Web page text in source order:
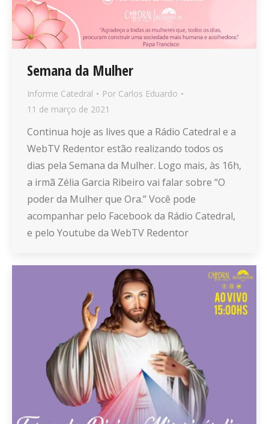
Semana da Mulher
Informe Catedral Por Carlos Eduardo
11 de março de 2021
Continua hoje as lives que a Rádio Catedral e a
WebTV Redentor estão realizando todos os
dias pela Semana da Mulher. Logo mais, às 16h,
a irmã Zélia Garcia Ribeiro vai falar sobre “O
poder da Mulher que Ora.” Você pode
acompanhar pelo Facebook da Rádio Catedral,
e pelo Youtube da WebTV Redentor